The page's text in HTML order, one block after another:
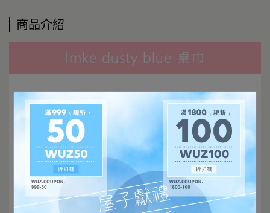
商品介紹